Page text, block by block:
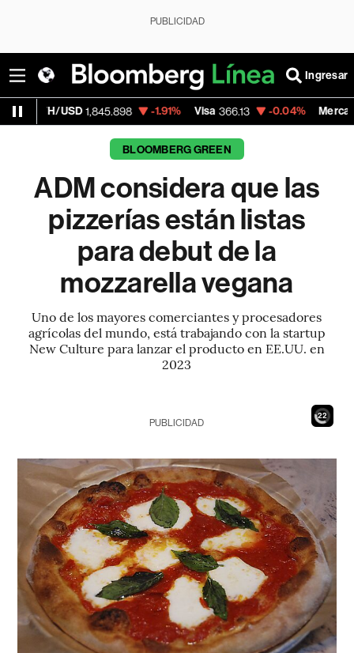
PUBLICIDAD
Ingresar
1,845.898 -1.91% Visa 366.13 -0.04% MercadoLibre
BLOOMBERG GREEN
ADM considera que las
pizzerías están listas
para debut de la
mozzarella vegana
Uno de los mayores comerciantes y procesadores
agrícolas del mundo, está trabajando con la startup
New Culture para lanzar el producto en EE.UU. en
2023
20
PUBLICIDAD